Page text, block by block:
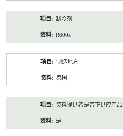
制冷剂
R600a
制造地方
泰国
资料提供者是否正供应产品
是